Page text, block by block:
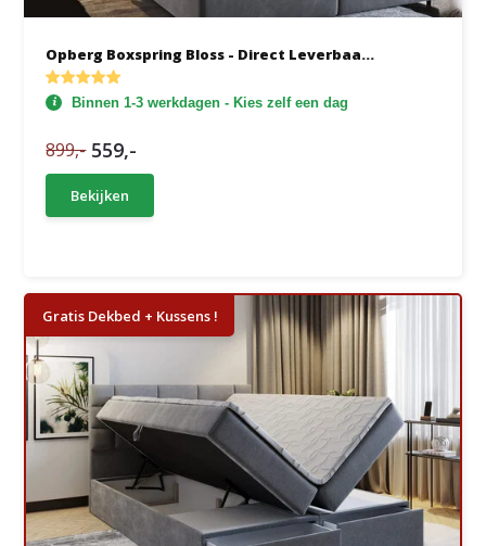
Opberg Boxspring Bloss - Direct Leverbaa...
Binnen 1-3 werkdagen - Kies zelf een dag
899,- 559,-
Bekijken
Gratis Dekbed + Kussens !